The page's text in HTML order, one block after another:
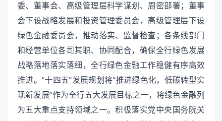
委、董事会、高级管理层科学谋划、周密部署；董事
会下设战略发展和投资管理委员会，高级管理层下设
绿色金融委员会，推动落实、监督检查；各条线部门
和经营单位各司其职、协同配合，确保全行绿色发展
战略落地落实落细，全行绿色金融工作稳健有序高效
推进。“十四五”发展规划将“推进绿色化，低碳转型实
现新发展”作为全行五大发展目标之一，将绿色金融列
为五大重点支持领域之一。积极落实党中央国务院关